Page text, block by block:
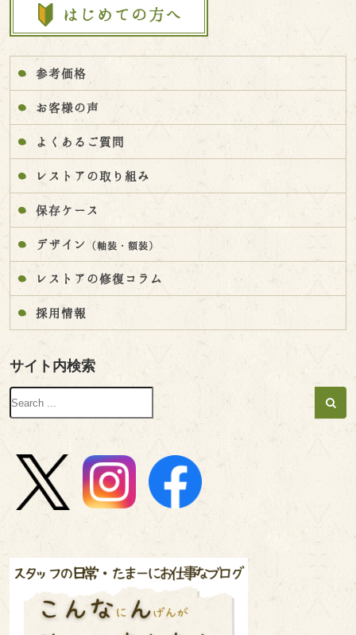
参考価格
お客様の声
よくあるご質問
レストアの取り組み
保存ケース
デザイン （軸装・額装）
レストアの修復コラム
採用情報
サイト内検索